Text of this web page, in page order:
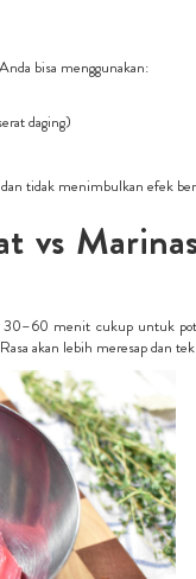
bisa menggunakan:
daging)
tidak menimbulkan efek
vs
menit cukup untuk
akan lebih meresap dan